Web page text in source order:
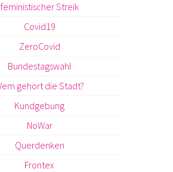
feministischer Streik
Covid19
ZeroCovid
Bundestagswahl
gehört die Stadt?
Kundgebung
NoWar
Querdenken
Frontex